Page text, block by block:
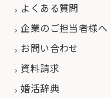
よくある質問
企業のご担当者様へ
お問い合わせ
資料請求
婚活辞典